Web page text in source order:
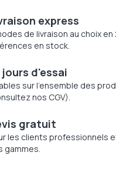
express
de livraison au choix
en stock.
jours d'essai
sur l'ensemble des
nos CGV).
gratuit
les clients professionnels
gammes.